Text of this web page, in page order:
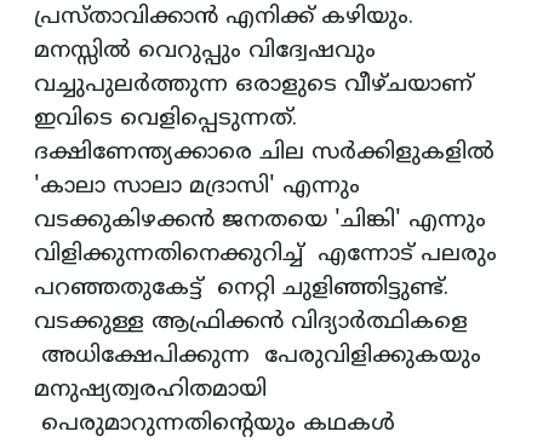
പ്രസ്താവിക്കാൻ എനിക്ക് കഴിയും.
മനസ്സിൽ വെറുപ്പും വിദ്വേഷവും
വച്ചുപുലർത്തുന്ന ഒരാളുടെ വീഴ്ചയാണ്
ഇവിടെ വെളിപ്പെടുന്നത്.
ദക്ഷിണേന്ത്യക്കാരെ ചില സർക്കിളുകളിൽ
'കാലാ സാലാ മദ്രാസി' എന്നും
വടക്കുകിഴക്കൻ ജനതയെ 'ചിങ്കി' എന്നും
വിളിക്കുന്നതിനെക്കുറിച്ച് എന്നോട് പലരും
പറഞ്ഞതുകേട്ട് നെറ്റി ചുളിഞ്ഞിട്ടുണ്ട്.
വടക്കുള്ള ആഫ്രിക്കൻ വിദ്യാർത്ഥികളെ
അധിക്ഷേപിക്കുന്ന പേരുവിളിക്കുകയും
മനുഷ്യത്വരഹിതമായി
പെരുമാറുന്നതിന്റെയും കഥകൾ